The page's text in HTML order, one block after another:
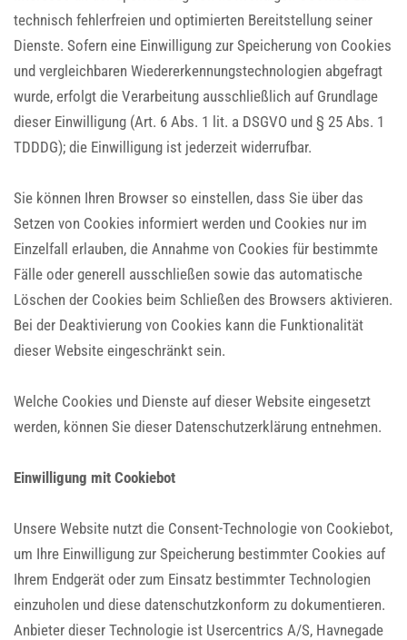
technisch fehlerfreien und optimierten Bereitstellung seiner
Dienste. Sofern eine Einwilligung zur Speicherung von Cookies
und vergleichbaren Wiedererkennungstechnologien abgefragt
wurde, erfolgt die Verarbeitung ausschließlich auf Grundlage
dieser Einwilligung (Art. 6 Abs. 1 lit. a DSGVO und § 25 Abs. 1
TDDDG); die Einwilligung ist jederzeit widerrufbar.
Sie können Ihren Browser so einstellen, dass Sie über das
Setzen von Cookies informiert werden und Cookies nur im
Einzelfall erlauben, die Annahme von Cookies für bestimmte
Fälle oder generell ausschließen sowie das automatische
Löschen der Cookies beim Schließen des Browsers aktivieren.
Bei der Deaktivierung von Cookies kann die Funktionalität
dieser Website eingeschränkt sein.
Welche Cookies und Dienste auf dieser Website eingesetzt
werden, können Sie dieser Datenschutzerklärung entnehmen.
Einwilligung mit Cookiebot
Unsere Website nutzt die Consent-Technologie von Cookiebot,
um Ihre Einwilligung zur Speicherung bestimmter Cookies auf
Ihrem Endgerät oder zum Einsatz bestimmter Technologien
einzuholen und diese datenschutzkonform zu dokumentieren.
Anbieter dieser Technologie ist Usercentrics A/S, Havnegade